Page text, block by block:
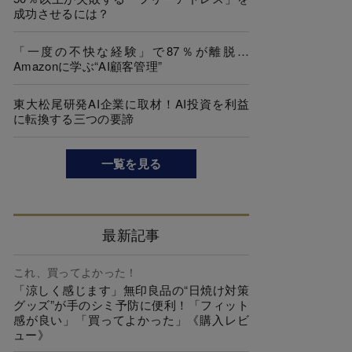
成功させるには？
「一度の不快な経験」で87％が離脱…
Amazonに学ぶ“AI顧客管理”
東大松尾研発AI企業に取材！AI投資を利益
に転換する三つの要諦
一覧を見る
最新記事
これ、買ってよかった！
「涼しく感じます」無印良品の“日焼け対策
グッズ”が手のシミ予防に便利！「フィット
感が良い」「買ってよかった」《購入レビ
ュー》